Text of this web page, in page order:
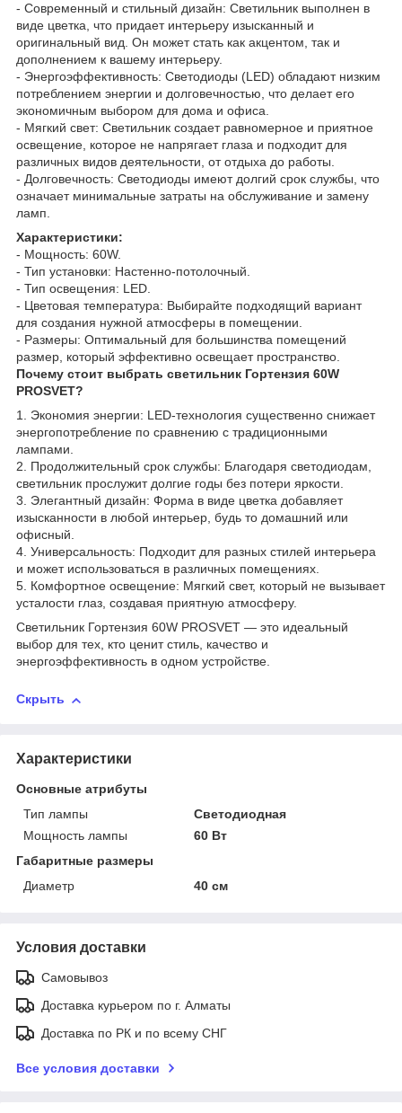
- Современный и стильный дизайн: Светильник выполнен в
виде цветка, что придает интерьеру изысканный и
оригинальный вид. Он может стать как акцентом, так и
дополнением к вашему интерьеру.
- Энергоэффективность: Светодиоды (LED) обладают низким
потреблением энергии и долговечностью, что делает его
экономичным выбором для дома и офиса.
- Мягкий свет: Светильник создает равномерное и приятное
освещение, которое не напрягает глаза и подходит для
различных видов деятельности, от отдыха до работы.
- Долговечность: Светодиоды имеют долгий срок службы, что
означает минимальные затраты на обслуживание и замену
ламп.
Характеристики:
- Мощность: 60W.
- Тип установки: Настенно-потолочный.
- Тип освещения: LED.
- Цветовая температура: Выбирайте подходящий вариант
для создания нужной атмосферы в помещении.
- Размеры: Оптимальный для большинства помещений
размер, который эффективно освещает пространство.
Почему стоит выбрать светильник Гортензия 60W
PROSVET?
1. Экономия энергии: LED-технология существенно снижает
энергопотребление по сравнению с традиционными
лампами.
2. Продолжительный срок службы: Благодаря светодиодам,
светильник прослужит долгие годы без потери яркости.
3. Элегантный дизайн: Форма в виде цветка добавляет
изысканности в любой интерьер, будь то домашний или
офисный.
4. Универсальность: Подходит для разных стилей интерьера
и может использоваться в различных помещениях.
5. Комфортное освещение: Мягкий свет, который не вызывает
усталости глаз, создавая приятную атмосферу.
Светильник Гортензия 60W PROSVET — это идеальный
выбор для тех, кто ценит стиль, качество и
энергоэффективность в одном устройстве.
Скрыть
Характеристики
Основные атрибуты
Тип лампы
Светодиодная
Мощность лампы
60 Вт
Габаритные размеры
Диаметр
40 см
Условия доставки
Самовывоз
Доставка курьером по г. Алматы
Доставка по РК и по всему СНГ
Все условия доставки